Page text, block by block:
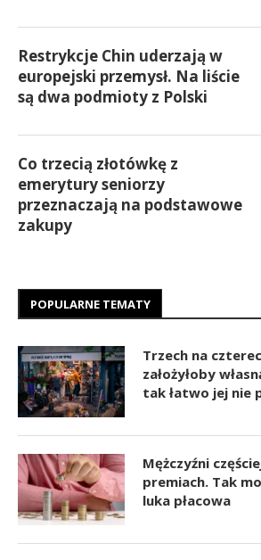
Restrykcje Chin uderzają w
europejski przemysł. Na liście
są dwa podmioty z Polski
Co trzecią złotówkę z
emerytury seniorzy
przeznaczają na podstawowe
zakupy
POPULARNE TEMATY
Trzech na
założyłoby
tak łatwo jej nie
Mężczyźni
premiach. Tak
luka płacowa